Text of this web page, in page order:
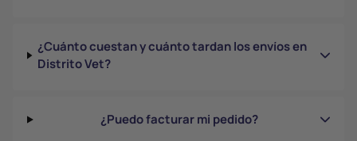
¿Cuánto cuestan y cuánto tardan los envíos en
Distrito Vet?
¿Puedo facturar mi pedido?